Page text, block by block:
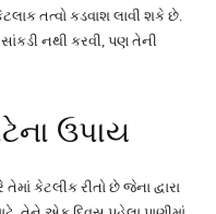
તત્વો કડવાશ લાવી શકે છે.
નથી કરવી, પણ તેની
ઉપાય
કેટલીક રીતો છે જેના દ્વારા